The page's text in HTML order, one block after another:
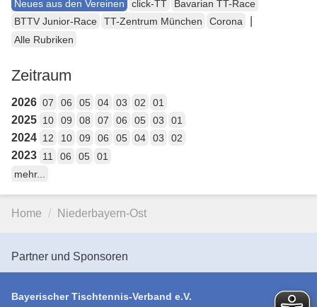
Neues aus den Vereinen
click-TT
Bavarian TT-Race
BTTV Junior-Race
TT-Zentrum München Corona
Alle Rubriken
Zeitraum
2026 07 06 05 04 03 02 01
2025 10 09 08 07 06 05 03 01
2024 12 10 09 06 05 04 03 02
2023 11 06 05
01
mehr...
Home Niederbayern-Ost
Partner und Sponsoren
Bayerischer Tischtennis-Verband e.V.